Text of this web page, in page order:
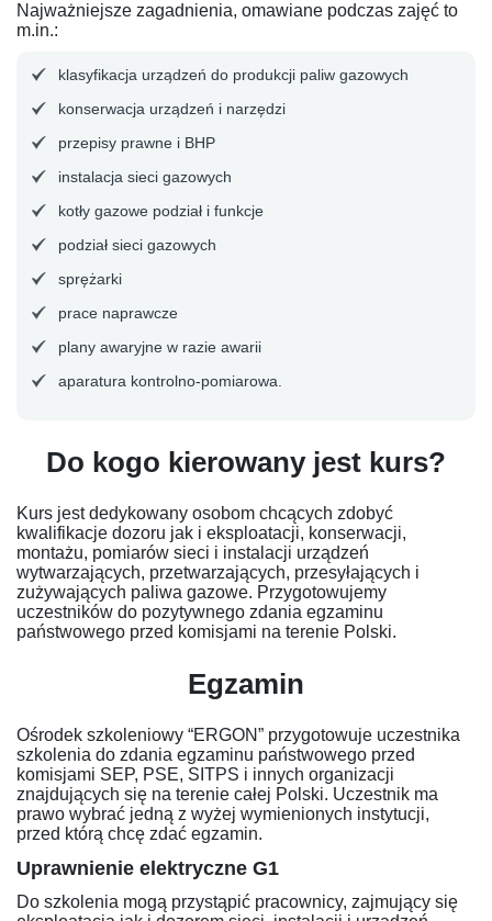
Najważniejsze zagadnienia, omawiane podczas zajęć to
m.in.:
klasyfikacja urządzeń do produkcji paliw gazowych
konserwacja urządzeń i narzędzi
przepisy prawne i BHP
instalacja sieci gazowych
kotły gazowe podział i funkcje
podział sieci gazowych
sprężarki
prace naprawcze
plany awaryjne w razie awarii
aparatura kontrolno-pomiarowa.
Do kogo kierowany jest kurs?
Kurs jest dedykowany osobom chcących zdobyć
kwalifikacje dozoru jak i eksploatacji, konserwacji,
montażu, pomiarów sieci i instalacji urządzeń
wytwarzających, przetwarzających, przesyłających i
zużywających paliwa gazowe. Przygotowujemy
uczestników do pozytywnego zdania egzaminu
państwowego przed komisjami na terenie Polski.
Egzamin
Ośrodek szkoleniowy “ERGON” przygotowuje uczestnika
szkolenia do zdania egzaminu państwowego przed
komisjami SEP, PSE, SITPS i innych organizacji
znajdujących się na terenie całej Polski. Uczestnik ma
prawo wybrać jedną z wyżej wymienionych instytucji,
przed którą chcę zdać egzamin.
Uprawnienie elektryczne G1
Do szkolenia mogą przystąpić pracownicy, zajmujący się